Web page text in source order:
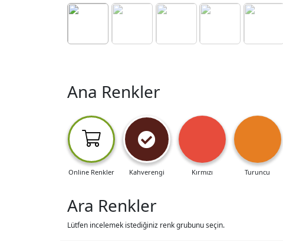
Ana Renkler
Online Renkler Kahverengi Kırmızı Turuncu
Ara Renkler
Lütfen incelemek istediğiniz renk grubunu seçin.